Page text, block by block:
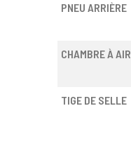
PNEU ARRIÈRE
CHAMBRE À AIR
TIGE DE SELLE